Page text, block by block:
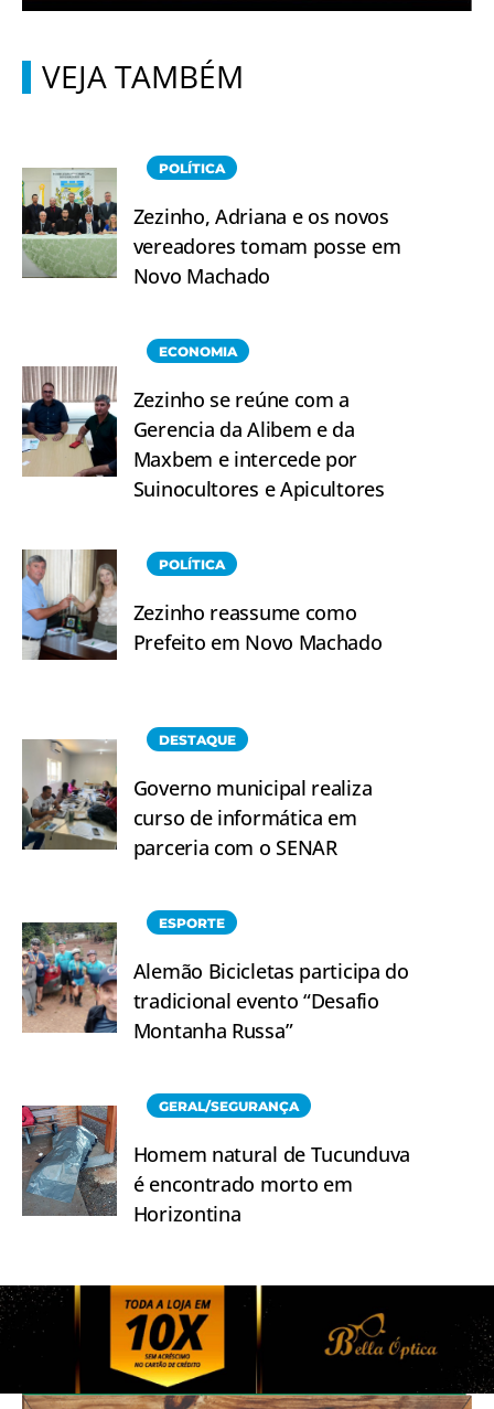
VEJA TAMBÉM
POLÍTICA
Zezinho, Adriana e os novos
vereadores tomam posse em
Novo Machado
ECONOMIA
Zezinho se reúne com a
Gerencia da Alibem e da
Maxbem e intercede por
Suinocultores e Apicultores
POLÍTICA
Zezinho reassume como
Prefeito em Novo Machado
DESTAQUE
Governo municipal realiza
curso de informática em
parceria com o SENAR
ESPORTE
Alemão Bicicletas participa do
tradicional evento “Desafio
Montanha Russa”
GERAL/SEGURANÇA
Homem natural de Tucunduva
é encontrado morto em
Horizontina